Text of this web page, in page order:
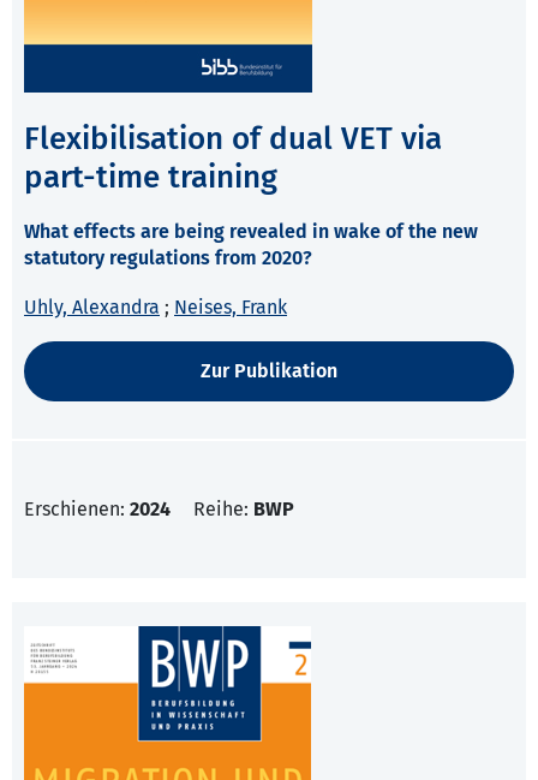
Flexibilisation of dual VET via
part-time training
What effects are being revealed in wake of the new
statutory regulations from 2020?
Uhly, Alexandra ; Neises, Frank
Zur Publikation
Erschienen: 2024 Reihe: BWP